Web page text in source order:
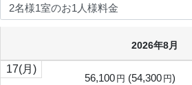
2026年8月
17(月)
56,100 円 (54,300 円)